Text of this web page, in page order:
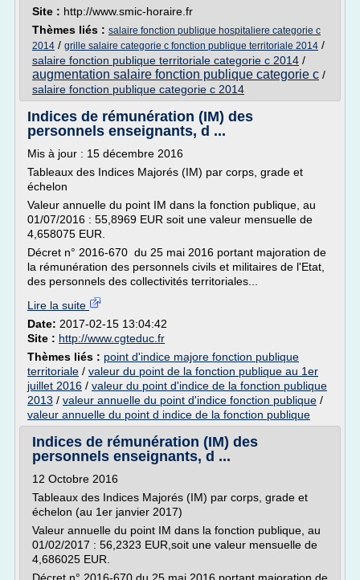
Site : http://www.smic-horaire.fr
Thèmes liés : salaire fonction publique hospitaliere categorie c
2014 / grille salaire categorie c fonction publique territoriale 2014 /
salaire fonction publique territoriale categorie c 2014 /
augmentation salaire fonction publique categorie c /
salaire fonction publique categorie c 2014
Indices de rémunération (IM) des
personnels enseignants, d ...
Mis à jour : 15 décembre 2016
Tableaux des Indices Majorés (IM) par corps, grade et
échelon
Valeur annuelle du point IM dans la fonction publique, au
01/07/2016 : 55,8969 EUR soit une valeur mensuelle de
4,658075 EUR.
Décret n° 2016-670 du 25 mai 2016 portant majoration de
la rémunération des personnels civils et militaires de l'Etat,
des personnels des collectivités territoriales...
Lire la suite
Date: 2017-02-15 13:04:42
Site : http://www.cgteduc.fr
Thèmes liés : point d'indice majore fonction publique
territoriale / valeur du point de la fonction publique au 1er
juillet 2016 / valeur du point d'indice de la fonction publique
2013 / valeur annuelle du point d'indice fonction publique /
valeur annuelle du point d indice de la fonction publique
Indices de rémunération (IM) des
personnels enseignants, d ...
12 Octobre 2016
Tableaux des Indices Majorés (IM) par corps, grade et
échelon (au 1er janvier 2017)
Valeur annuelle du point IM dans la fonction publique, au
01/02/2017 : 56,2323 EUR,soit une valeur mensuelle de
4,686025 EUR.